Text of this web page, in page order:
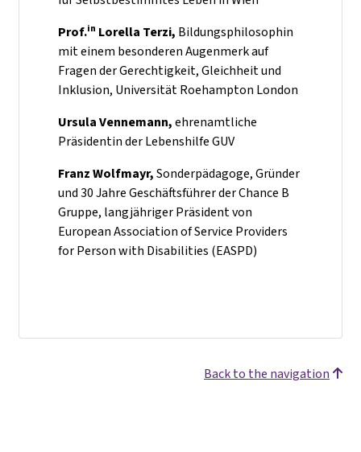
Prof.in Lorella Terzi, Bildungsphilosophin
mit einem besonderen Augenmerk auf
Fragen der Gerechtigkeit, Gleichheit und
Inklusion, Universität Roehampton London
Ursula Vennemann,ehrenamtliche
Präsidentin der Lebenshilfe GUV
Franz Wolfmayr,Sonderpädagoge, Gründer
und 30 Jahre Geschäftsführer der Chance B
Gruppe, langjähriger Präsident von
European Association of Service Providers
for Person with Disabilities (EASPD)
Back to the navigation